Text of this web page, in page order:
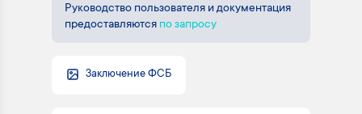
Руководство пользователя и документация
предоставляются по запросу
Заключение ФСБ